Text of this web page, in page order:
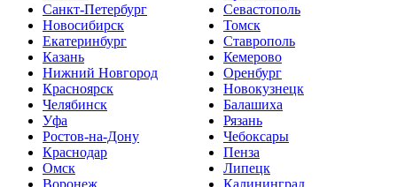
Санкт-Петербург
Новосибирск
Екатеринбург
Казань
Нижний Новгород
Красноярск
Челябинск
Уфа
Ростов-на-Дону
Краснодар
Омск
Воронеж
Севастополь
Томск
Ставрополь
Кемерово
Оренбург
Новокузнецк
Балашиха
Рязань
Чебоксары
Пенза
Липецк
Калининград